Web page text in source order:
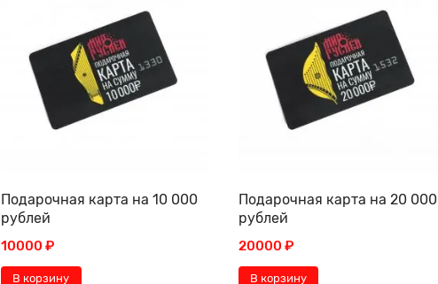
Подарочная карта на 10 000
рублей
10000 ₽
В корзину
Подарочная карта на 20 000
рублей
20000 ₽
В корзину